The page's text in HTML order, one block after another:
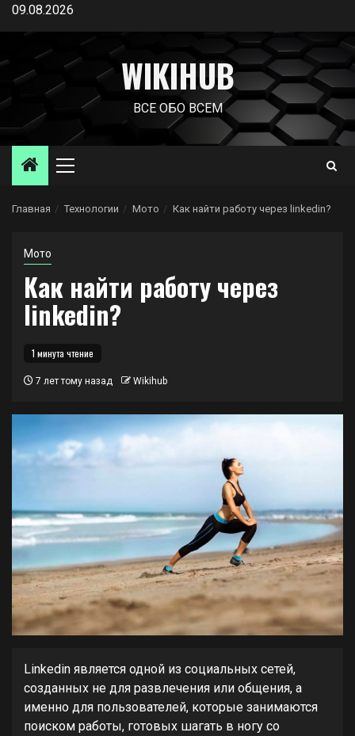
Перейти
содержимому
09.08.2026
WIKIHUB
ВСЕ ОБО ВСЕМ
Основное
Главная Технологии Мото Как найти работу через linkedin?
Мото
Как найти работу через
linkedin?
1 минута чтение
7 лет тому назад Wikihub
Linkedin является одной из социальных сетей,
созданных не для развлечения или общения, а
именно для пользователей, которые занимаются
поиском работы, готовых шагать в ногу со